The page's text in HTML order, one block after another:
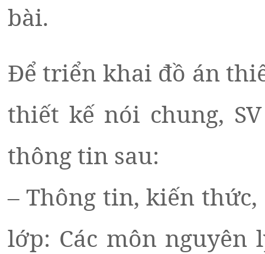
bài.
Để triển khai đồ án
thiết kế nói chung,
thông tin sau:
– Thông tin, kiến
lớp: Các môn